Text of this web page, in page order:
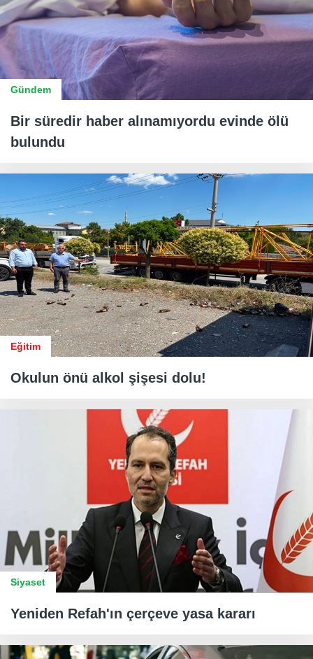
Gündem
Bir süredir haber alınamıyordu evinde ölü
bulundu
Eğitim
Okulun önü alkol şişesi dolu!
Siyaset
Yeniden Refah'ın çerçeve yasa kararı